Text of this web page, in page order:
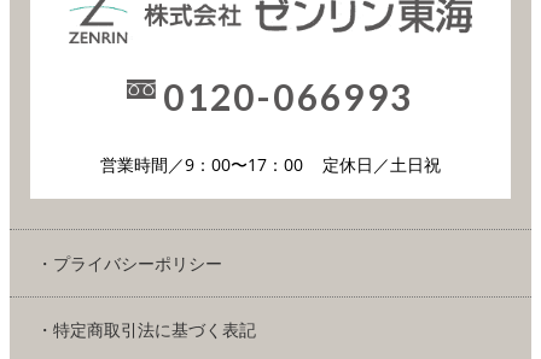
0120-066993
営業時間／9：00〜17：00 定休日／土日祝
・プライバシーポリシー
・特定商取引法に基づく表記